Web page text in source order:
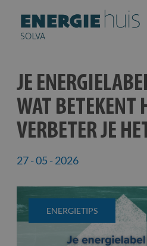
Skip
to
content
JE
WAT BETEKENT
VERBETER JE
27 - 05 - 2026
ENERGIETIPS